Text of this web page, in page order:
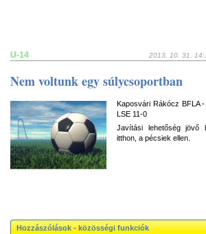
U-14 2013. 10. 31.
Nem voltunk egy súlycsoportban
Kaposvári Rákócz BFLA -
LSE 11-0
Javítási lehetőség jövő
itthon, a pécsiek ellen.
Hozzászólások - közösségi funkciók